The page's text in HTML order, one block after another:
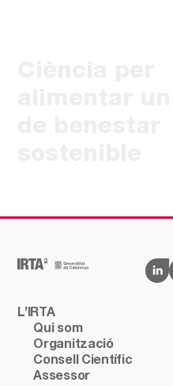
L’IRTA
Qui som
Organització
Consell Científic
Assessor